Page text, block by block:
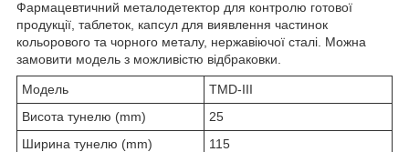
Фармацевтичний металодетектор для контролю готової
продукції, таблеток, капсул для виявлення частинок
кольорового та чорного металу, нержавіючої сталі. Можна
замовити модель з можливістю відбраковки.
Модель
TMD-III
Висота тунелю (mm)
25
Ширина тунелю (mm)
115